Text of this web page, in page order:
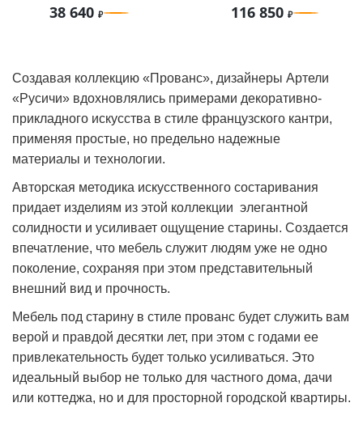
38 640 116 850
Создавая коллекцию «Прованс», дизайнеры Артели
«Русичи» вдохновлялись примерами декоративно-
прикладного искусства в стиле французского кантри,
применяя простые, но предельно надежные
материалы и технологии.
Авторская методика искусственного состаривания
придает изделиям из этой коллекции элегантной
солидности и усиливает ощущение старины. Создается
впечатление, что мебель служит людям уже не одно
поколение, сохраняя при этом представительный
внешний вид и прочность.
Мебель под старину в стиле прованс будет служить вам
верой и правдой десятки лет, при этом с годами ее
привлекательность будет только усиливаться. Это
идеальный выбор не только для частного дома, дачи
или коттеджа, но и для просторной городской квартиры.